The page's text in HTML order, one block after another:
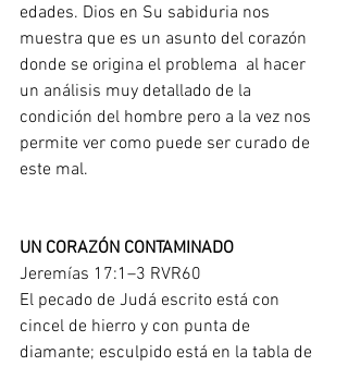
edades. Dios en Su sabiduria nos
muestra que es un asunto del corazón
donde se origina el problema  al hacer
un análisis muy detallado de la
condición del hombre pero a la vez nos
permite ver como puede ser curado de
este mal.
UN CORAZÓN CONTAMINADO
Jeremías 17:1–3 RVR60
El pecado de Judá escrito está con
cincel de hierro y con punta de
diamante; esculpido está en la tabla de